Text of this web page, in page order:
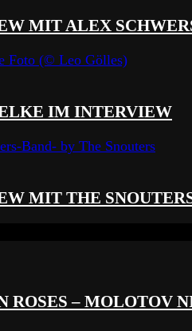
MIT ALEX
IM INTERVIEW
MIT THE
ROSES – MOLOTOV